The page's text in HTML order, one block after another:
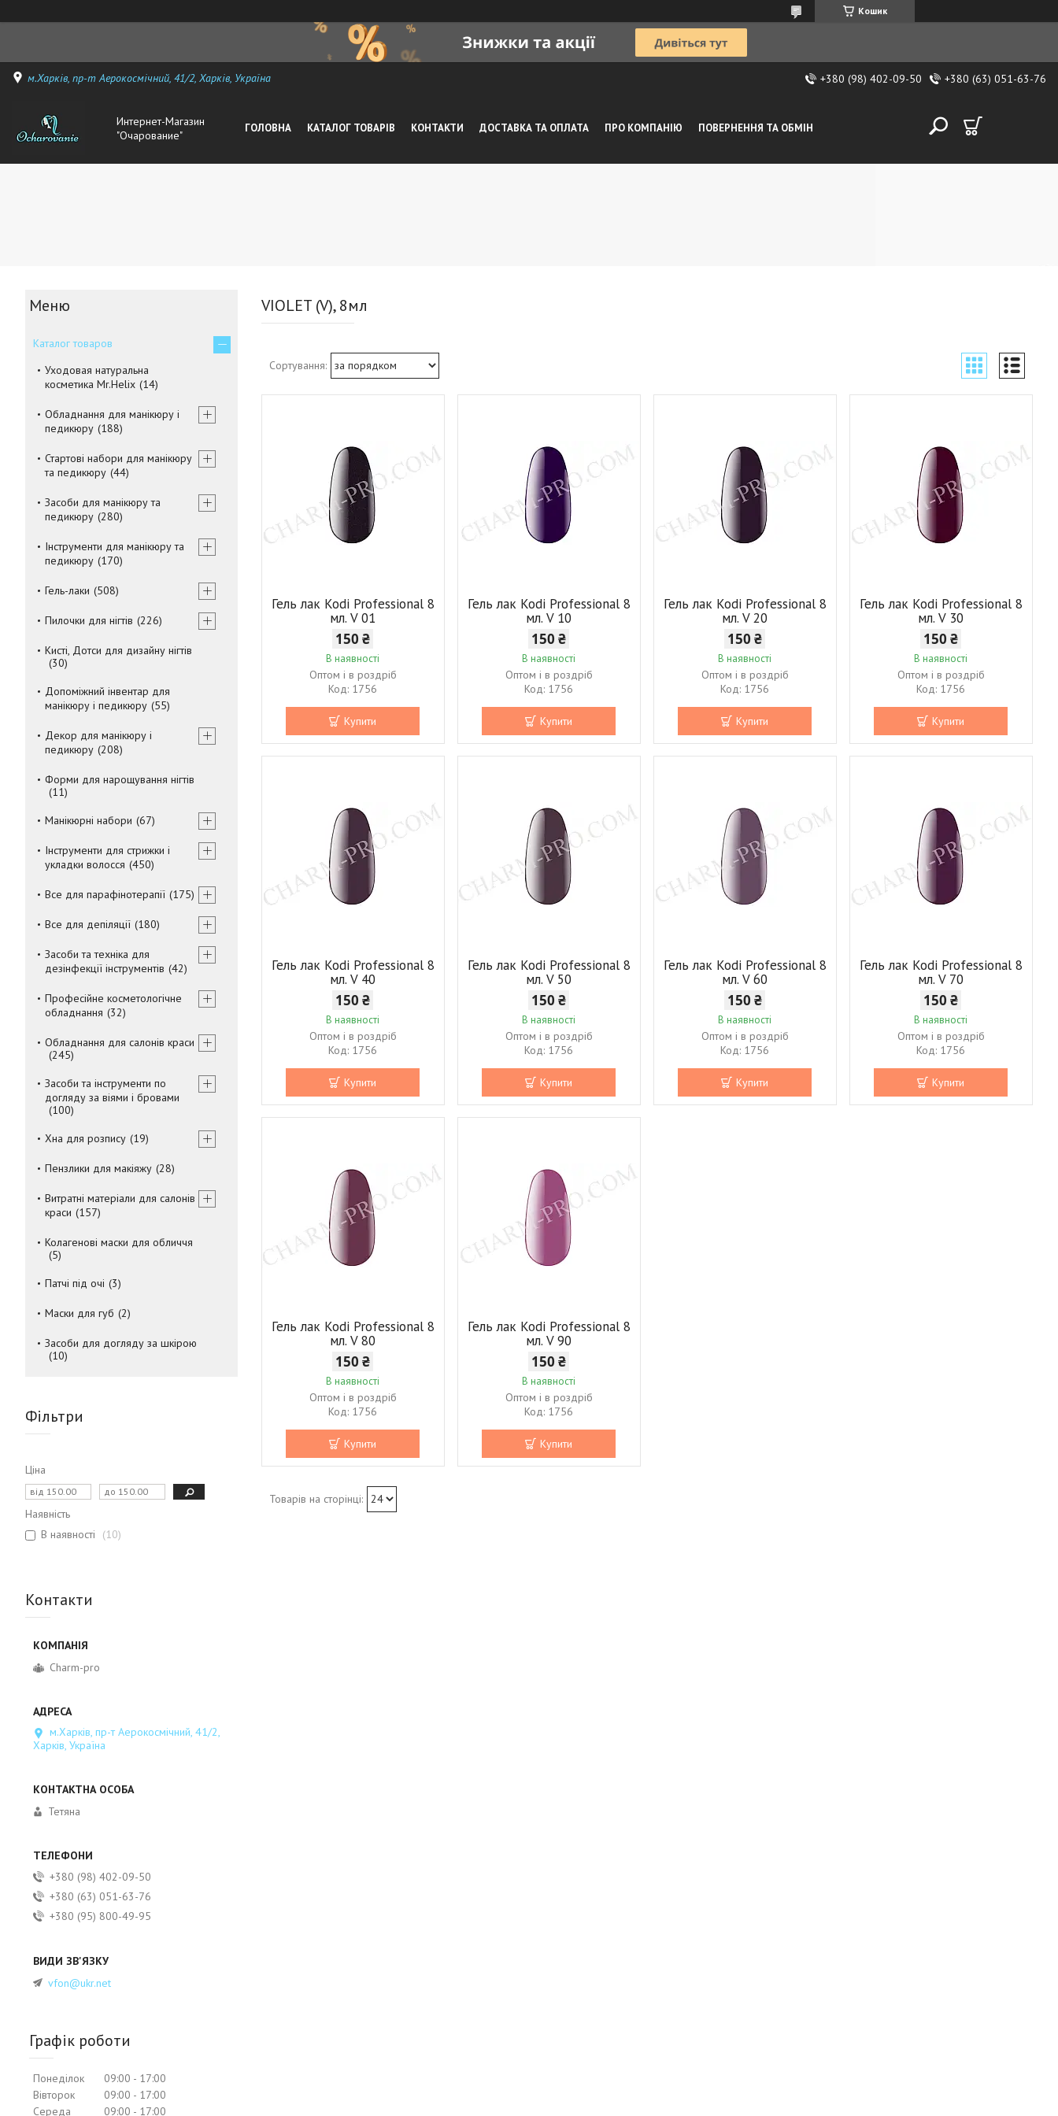
Кошик
м.Харків, пр-т Аерокосмічний, 41/2, Харків, Україна +380 (98) 402-09-50 +380 (63) 051-63-76
Интернет-Магазин
"Очарование"
ГОЛОВНА КАТАЛОГ ТОВАРІВ КОНТАКТИ ДОСТАВКА ТА ОПЛАТА ПРО КОМПАНІЮ ПОВЕРНЕННЯ ТА ОБМІН
VIOLET (V), 8мл
Гель лак Kodi Professional 8
мл. V 01
150 ₴
В наявності
Оптом і в роздріб
1756
Купити
Гель лак Kodi Professional 8
мл. V 10
150 ₴
В наявності
Оптом і в роздріб
1756
Купити
Гель лак Kodi Professional 8
мл. V 20
150 ₴
В наявності
Оптом і в роздріб
1756
Купити
Гель лак Kodi Professional 8
мл. V 30
150 ₴
В наявності
Оптом і в роздріб
1756
Купити
Гель лак Kodi Professional 8
мл. V 40
150 ₴
В наявності
Оптом і в роздріб
1756
Купити
Гель лак Kodi Professional 8
мл. V 50
150 ₴
В наявності
Оптом і в роздріб
1756
Купити
Гель лак Kodi Professional 8
мл. V 60
150 ₴
В наявності
Оптом і в роздріб
1756
Купити
Гель лак Kodi Professional 8
мл. V 70
150 ₴
В наявності
Оптом і в роздріб
1756
Купити
Гель лак Kodi Professional 8
мл. V 80
150 ₴
В наявності
Оптом і в роздріб
1756
Купити
Гель лак Kodi Professional 8
мл. V 90
150 ₴
В наявності
Оптом і в роздріб
1756
Купити
Каталог товаров
Уходовая натуральна
косметика Mr.Helix 14
Обладнання для манікюру і
педикюру 188
Стартові набори для манікюру
та педикюру 44
Засоби для манікюру та
педикюру 280
Інструменти для манікюру та
педикюру 170
Гель-лаки 508
Пилочки для нігтів 226
Кисті, Дотси для дизайну нігтів
30
Допоміжний інвентар для
манікюру і педикюру 55
Декор для манікюру і
педикюру 208
Форми для нарощування нігтів
11
Манікюрні набори 67
Інструменти для стрижки і
укладки волосся 450
Все для парафінотерапії 175
Все для депіляції 180
Засоби та техніка для
дезінфекції інструментів 42
Професійне косметологічне
обладнання
32
Обладнання для салонів краси
245
Засоби та інструменти по
догляду за віями і бровами
100
Хна для розпису 19
Пензлики для макіяжу 28
Витратні матеріали для салонів
краси
157
Колагенові маски для обличчя
5
Патчі під очі
3
Маски для губ 2
Засоби для догляду за шкірою
10
Фільтри
Ціна
Наявність
В наявності
10
Контакти
Charm-pro
м.Харків, пр-т Аерокосмічний, 41/2,
Харків, Україна
Тетяна
+380 (98) 402-09-50
+380 (63) 051-63-76
+380 (95) 800-49-95
vfon@ukr.net
Графік роботи
Понеділок 09:00
17:00
Вівторок
09:00
17:00
Середа
09:00 17:00